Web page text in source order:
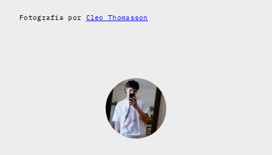
Fotografía por Cleo Thomasson